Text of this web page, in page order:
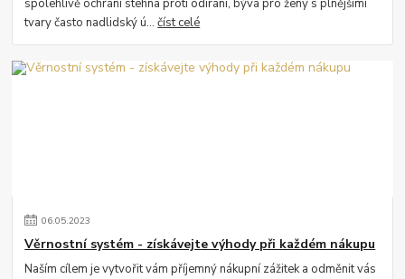
spolehlivě ochrání stehna proti odírání, bývá pro ženy s plnějšími
tvary často nadlidský ú...číst celé
06.05.2023
Věrnostní systém - získávejte výhody při každém nákupu
Naším cílem je vytvořit vám příjemný nákupní zážitek a odměnit vás